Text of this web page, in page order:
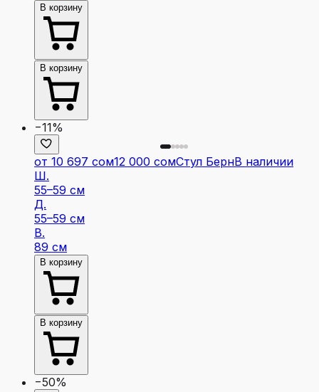
В корзину
В корзину
−11%
от 10 697 сом12 000 сомСтул БернВ наличии
Ш.
55–59 см
Д.
55–59 см
В.
89 см
В корзину
В корзину
−50%